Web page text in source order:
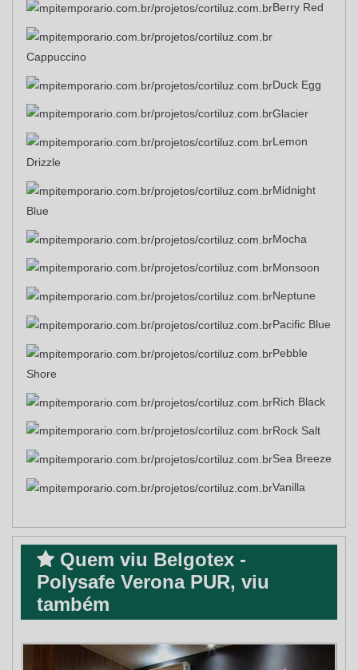
Berry Red
Cappuccino
Duck Egg
Glacier
Lemon
Drizzle
Midnight
Blue
Mocha
Monsoon
Neptune
Pacific Blue
Pebble
Shore
Rich Black
Rock Salt
Sea Breeze
Vanilla
Quem viu Belgotex -
Polysafe Verona PUR, viu
também